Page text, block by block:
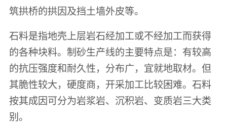
筑拱桥的拱因及挡土墙外皮等。
石料是指地壳上层岩石经加工或不经加工而获得
的各种块料。制砂生产线的主要特点是：有较高
的抗压强度和耐久性，分布广，宜就地取材。但
其脆性较大，硬度商，开采加工比较困难。石料
按其成因可分为岩浆岩、沉积岩、变质岩三大类
别。